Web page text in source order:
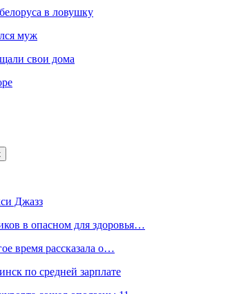
в ловушку
муж
свои дома
Джазз
в опасном для здоровья…
время рассказала о…
по средней зарплате